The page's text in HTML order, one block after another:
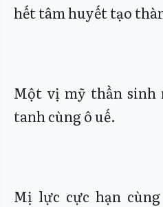
hết tâm huyết tạo
Một vị mỹ thần sinh
tanh cùng ô uế.
Mị lực cực hạn